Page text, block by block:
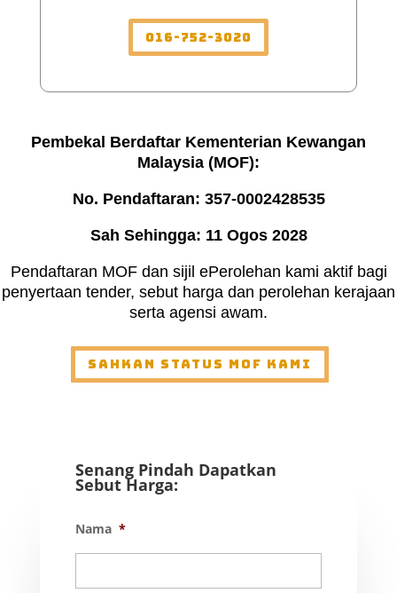
016-752-3020
Pembekal Berdaftar Kementerian Kewangan
Malaysia (MOF):
No. Pendaftaran: 357-0002428535
Sah Sehingga: 11 Ogos 2028
Pendaftaran MOF dan sijil ePerolehan kami aktif bagi
penyertaan tender, sebut harga dan perolehan kerajaan
serta agensi awam.
Sahkan Status MOF Kami
Senang Pindah Dapatkan
Sebut Harga:
Nama *